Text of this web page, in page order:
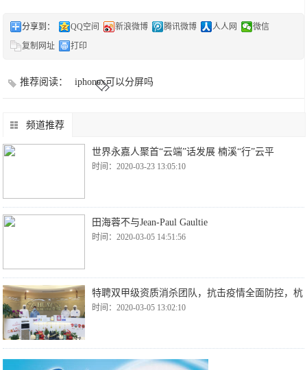
分享到： QQ空间 新浪微博 腾讯微博 人人网
微信
复制网址
打印
推荐阅读： iphonex可以分屏吗
频道推荐
世界永嘉人聚首“云端”话发展 楠溪“行”云平
时间：2020-03-23 13:05:10
田海蓉不与Jean-Paul Gaultie
时间：2020-03-05 14:51:56
特聘双甲级资质消杀团队，抗击疫情全面防控，杭
时间：2020-03-05 13:02:10